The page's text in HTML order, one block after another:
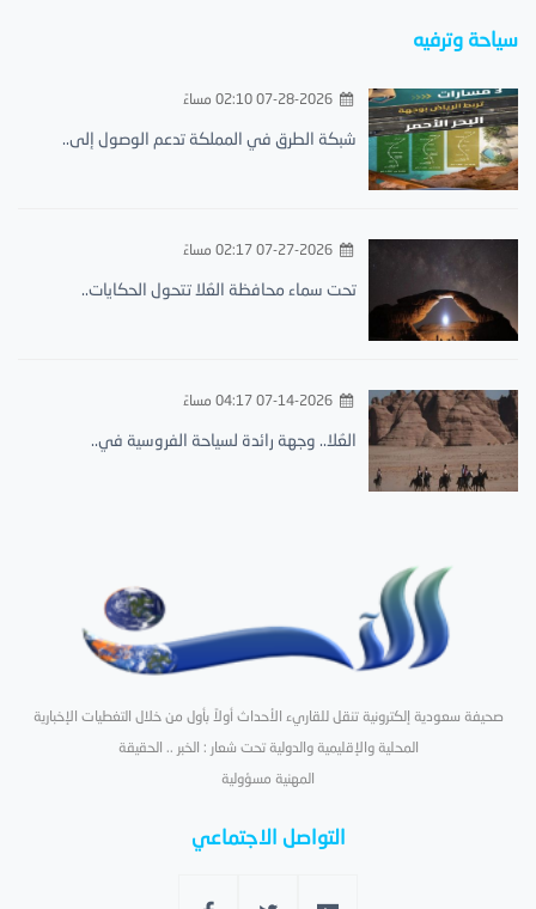
سياحة وترفيه
07-28-2026 02:10 مساءً
شبكة الطرق في المملكة تدعم الوصول إلى..
07-27-2026 02:17 مساءً
تحت سماء محافظة العُلا تتحول الحكايات..
07-14-2026 04:17 مساءً
العُلا.. وجهة رائدة لسياحة الفروسية في..
صحيفة سعودية إلكترونية تنقل للقاريء الأحداث أولاً بأول من خلال التغطيات الإخبارية
المحلية والإقليمية والدولية تحت شعار : الخبر .. الحقيقة
المهنية مسؤولية
التواصل الاجتماعي